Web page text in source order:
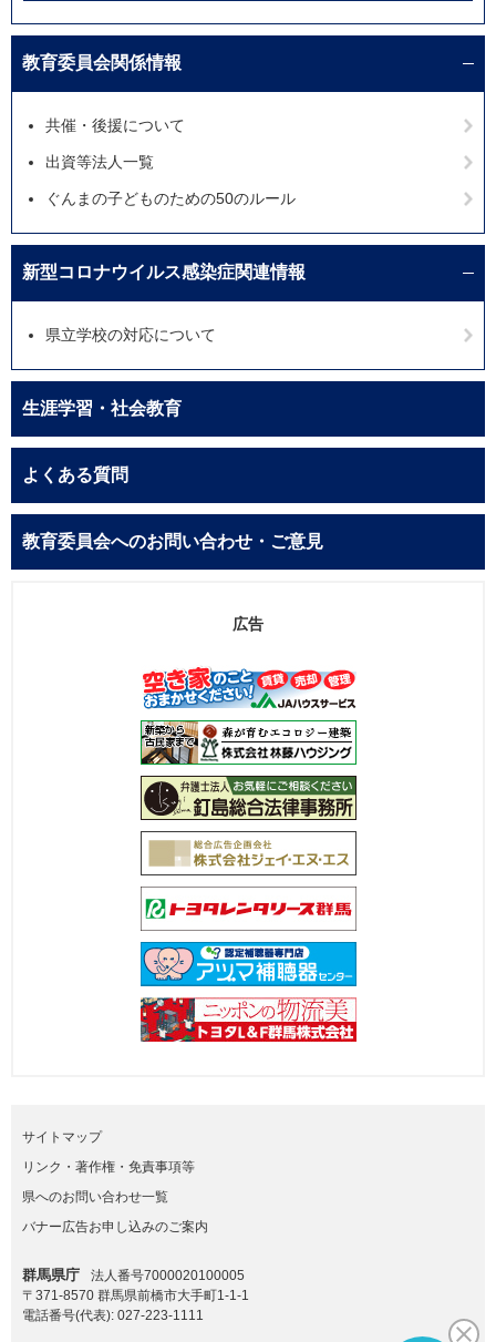
教育委員会関係情報
共催・後援について
出資等法人一覧
ぐんまの子どものための50のルール
新型コロナウイルス感染症関連情報
県立学校の対応について
生涯学習・社会教育
よくある質問
教育委員会へのお問い合わせ・ご意見
広告
サイトマップ
リンク・著作権・免責事項等
県へのお問い合わせ一覧
バナー広告お申し込みのご案内
群馬県庁
法人番号7000020100005
〒371-8570 群馬県前橋市大手町1-1-1
電話番号(代表): 027-223-1111